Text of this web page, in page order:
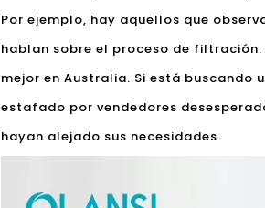
Por ejemplo, hay aquellos que
hablan sobre el proceso de
mejor en Australia. Si está
estafado por vendedores
hayan alejado sus necesidades.